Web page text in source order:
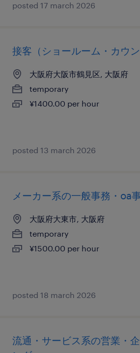
posted 17 march 2026
接客（ショールーム・カウン
大阪府大阪市鶴見区, 大阪府
temporary
¥1400.00 per hour
posted 13 march 2026
メーカー系の一般事務・oa
大阪府大東市, 大阪府
temporary
¥1500.00 per hour
posted 18 march 2026
流通・サービス系の営業・